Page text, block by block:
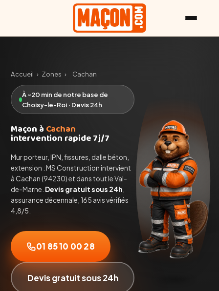
Accueil › Zones › Cachan
À ~20 min de notre base de
Choisy-le-Roi · Devis 24h
Maçon à Cachan
intervention rapide 7j/7
Mur porteur, IPN, fissures, dalle béton,
extension : MS Construction intervient
à Cachan (94230) et dans tout le Val-
de-Marne. Devis gratuit sous 24h
assurance décennale, 165 avis vérifiés
4,8/5.
01 85 10 00 28
Devis gratuit sous 24h